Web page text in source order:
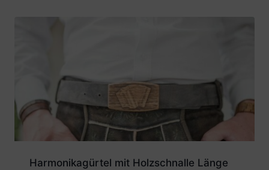
Harmonikagürtel mit Holzschnalle Länge